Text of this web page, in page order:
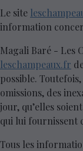
Le site
information
Magali Baré - Les
leschampeaux.fr
possible.
omissions, des
jour, qu’elles
qui lui fournissent
Tous les